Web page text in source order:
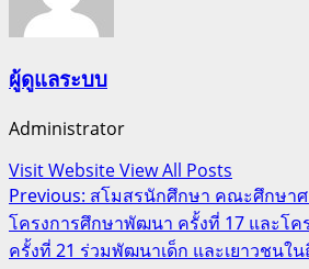
ผู้ดูแลระบบ
Administrator
Visit WebsiteView All Posts
Post
navigation
Previous: สโมสรนักศึกษา คณะศึกษา
โครงการศึกษาพัฒนา ครั้งที่ 17 และโค
ครั้งที่ 21 ร่วมพัฒนาเด็ก และเยาวชนใ